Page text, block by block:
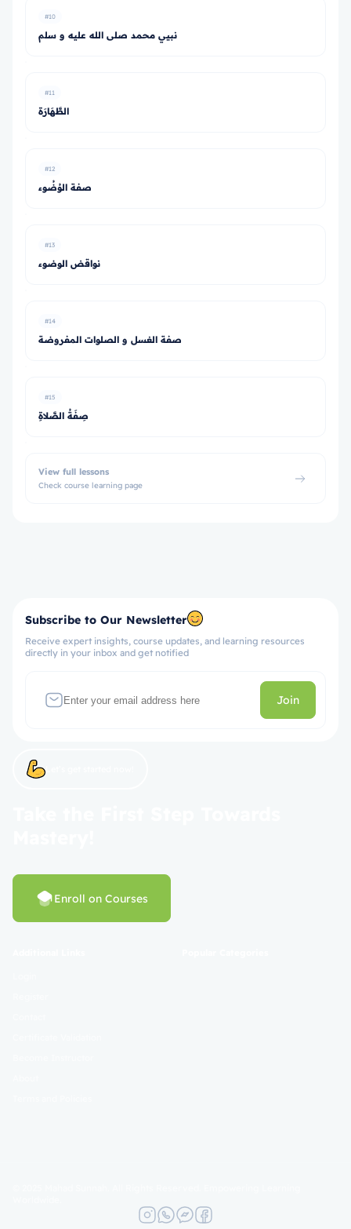
#10
نبيي محمد صلى الله عليه و سلم
#11
الطَّهَارَة
#12
صفة الوُضُوء
#13
نواقض الوضوء
#14
صفة الغسل و الصلوات المفروضة
#15
صِفَةُ الصَّلاةِ
View full lessons
Check course learning page
Subscribe to Our Newsletter
Receive expert insights, course updates, and learning resources
directly in your inbox and get notified
Join
Enroll on Courses